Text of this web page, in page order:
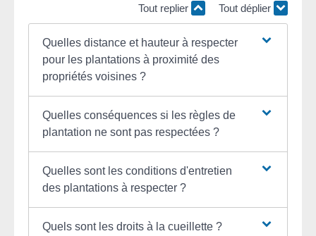
Tout replier Tout déplier
Quelles distance et hauteur à respecter
pour les plantations à proximité des
propriétés voisines ?
Quelles conséquences si les règles de
plantation ne sont pas respectées ?
Quelles sont les conditions d'entretien
des plantations à respecter ?
Quels sont les droits à la cueillette ?